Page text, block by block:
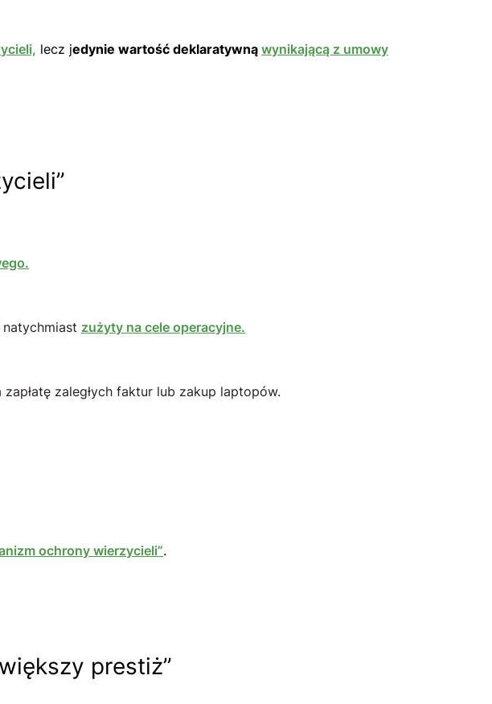
lecz jedynie wartość deklaratywną wynikającą z umowy
natychmiast zużyty na cele operacyjne.
zaległych faktur lub zakup laptopów.
ochrony wierzycieli”.
prestiż”